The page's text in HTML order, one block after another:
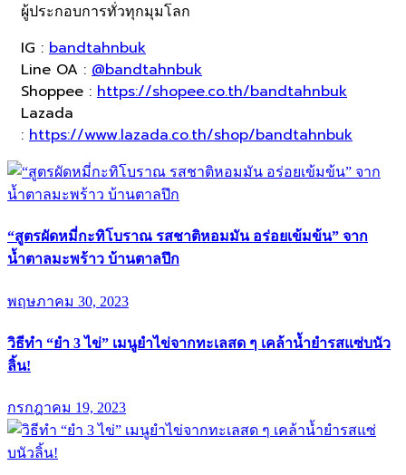
ผู้ประกอบการทั่วทุกมุมโลก
IG : bandtahnbuk
Line OA : @bandtahnbuk
Shoppee : https://shopee.co.th/bandtahnbuk
Lazada
: https://www.lazada.co.th/shop/bandtahnbuk
“สูตรผัดหมี่กะทิโบราณ รสชาติหอมมัน อร่อยเข้มข้น” จาก
น้ำตาลมะพร้าว บ้านตาลปึก
พฤษภาคม 30, 2023
วิธีทำ “ยำ 3 ไข่” เมนูยำไข่จากทะเลสด ๆ เคล้าน้ำยำรสแซ่บนัว
ลิ้น!
กรกฎาคม 19, 2023